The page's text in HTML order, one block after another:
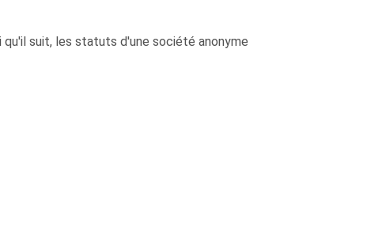
qu'il suit, les statuts d'une société anonyme